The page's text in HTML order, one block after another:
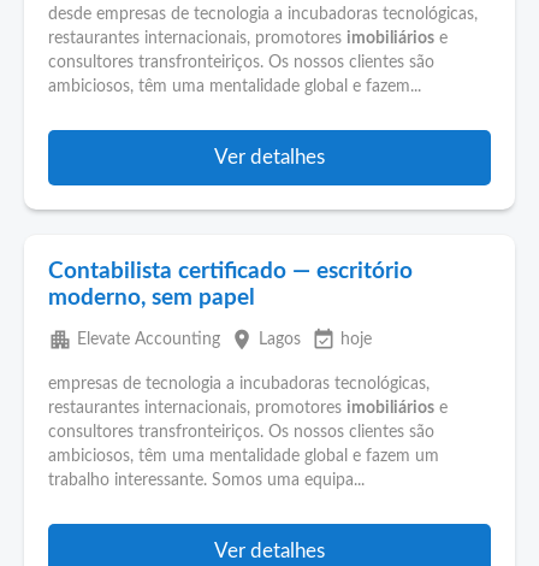
desde empresas de tecnologia a incubadoras tecnológicas,
restaurantes internacionais, promotores imobiliários e
consultores transfronteiriços. Os nossos clientes são
ambiciosos, têm uma mentalidade global e fazem...
Ver detalhes
Contabilista certificado — escritório
moderno, sem papel
apartment Elevate Accounting place Lagos event_available hoje
empresas de tecnologia a incubadoras tecnológicas,
restaurantes internacionais, promotores imobiliários e
consultores transfronteiriços. Os nossos clientes são
ambiciosos, têm uma mentalidade global e fazem um
trabalho interessante. Somos uma equipa...
Ver detalhes